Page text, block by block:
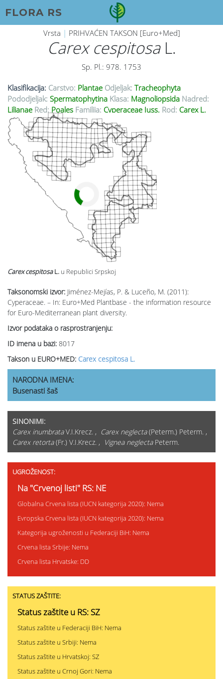
FLORA RS
Vrsta | PRIHVAĆEN TAKSON [Euro+Med]
Carex cespitosaL.
Sp. Pl.: 978. 1753
Klasifikacija: Carstvo: Plantae Odjeljak: Tracheophyta
Pododjeljak: Spermatophytina Klasa: Magnoliopsida Nadred:
Lilianae Red: Poales Familija: Cyperaceae Juss. Rod: Carex L.
Taksonomski izvor: Jiménez-Mejías, P. & Luceño, M. (2011):
Cyperaceae. – In: Euro+Med Plantbase - the information resource
for Euro-Mediterranean plant diversity.
Izvor podataka o rasprostranjenju:
ID imena u bazi: 8017
Takson u EURO+MED: Carex cespitosa L.
Carex cespitosaL. u Republici Srpskoj
NARODNA IMENA:
Busenasti šaš
SINONIMI:
Carex inumbrataV.I.Krecz. , Carex neglecta(Peterm.) Peterm. ,
Carex retorta(Fr.) V.I.Krecz. , Vignea neglectaPeterm.
UGROŽENOST:
Na "Crvenoj listi" RS: NE
Globalna Crvena lista (IUCN kategorija 2020): Nema
Evropska Crvena lista (IUCN kategorija 2020): Nema
Kategorija ugroženosti u Federaciji BiH: Nema
Crvena lista Srbije: Nema
Crvena lista Hrvatske: DD
STATUS ZAŠTITE:
Status zaštite u RS: SZ
Status zaštite u Federaciji BiH: Nema
Status zaštite u Srbiji: Nema
Status zaštite u Hrvatskoj: SZ
Status zaštite u Crnoj Gori: Nema